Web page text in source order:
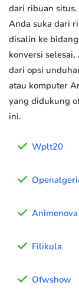
dari ribuan
Anda suka dari
disalin ke
konversi
dari opsi
atau komputer
yang didukung
ini.
Wplt20
Animenova
Filikula
Ofwshow